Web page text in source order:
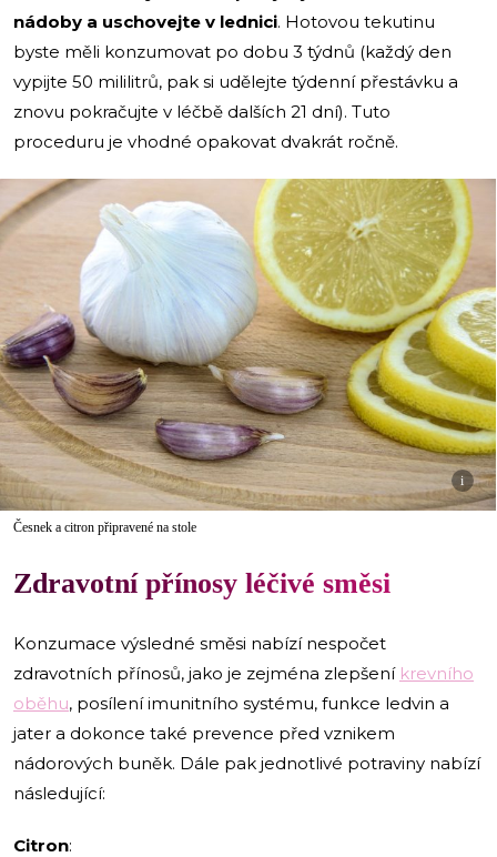
nádoby a uschovejte v lednici. Hotovou tekutinu
byste měli konzumovat po dobu 3 týdnů (každý den
vypijte 50 mililitrů, pak si udělejte týdenní přestávku a
znovu pokračujte v léčbě dalších 21 dní). Tuto
proceduru je vhodné opakovat dvakrát ročně.
i
Česnek a citron připravené na stole
Zdravotní přínosy léčivé směsi
Konzumace výsledné směsi nabízí nespočet
zdravotních přínosů, jako je zejména zlepšení krevního
oběhu, posílení imunitního systému, funkce ledvin a
jater a dokonce také prevence před vznikem
nádorových buněk. Dále pak jednotlivé potraviny nabízí
následující:
Citron: